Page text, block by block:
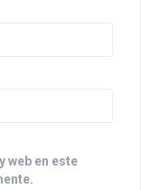
web en este